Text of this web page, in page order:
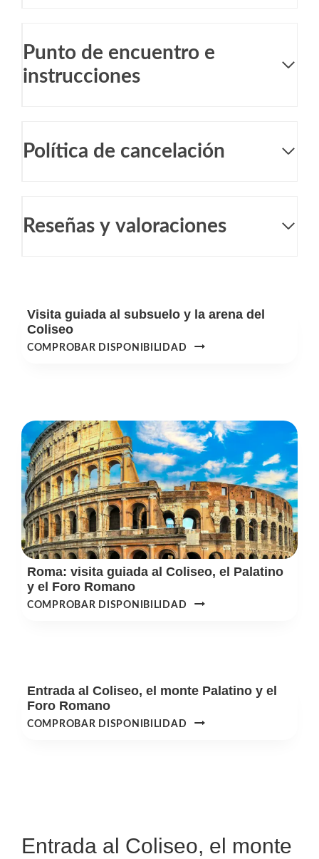
Punto de encuentro e
instrucciones
Política de cancelación
Reseñas y valoraciones
Visita guiada al subsuelo y la arena del
Coliseo
COMPROBAR DISPONIBILIDAD
VISITA
LA
ARENA
DEL
COLISEO
Roma: visita guiada al Coliseo, el Palatino
y el Foro Romano
COMPROBAR DISPONIBILIDAD
ROMA:
Entrada al Coliseo, el monte Palatino y el
Foro Romano
COMPROBAR DISPONIBILIDAD
ENTRADA
FORO
Entrada al Coliseo, el monte